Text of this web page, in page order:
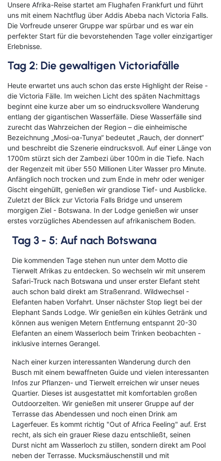
Unsere Afrika-Reise startet am Flughafen Frankfurt und führt
uns mit einem Nachtflug über Addis Abeba nach Victoria Falls.
Die Vorfreude unserer Gruppe war spürbar und es war ein
perfekter Start für die bevorstehenden Tage voller einzigartiger
Erlebnisse.
Tag 2: Die gewaltigen Victoriafälle
Heute erwartet uns auch schon das erste Highlight der Reise -
die Victoria Fälle. Im weichen Licht des späten Nachmittags
beginnt eine kurze aber um so eindrucksvollere Wanderung
entlang der gigantischen Wasserfälle. Diese Wasserfälle sind
zurecht das Wahrzeichen der Region – die einheimische
Bezeichnung „Mosi-oa-Tunya“ bedeutet „Rauch, der donnert“
und beschreibt die Szenerie eindrucksvoll. Auf einer Länge von
1700m stürzt sich der Zambezi über 100m in die Tiefe. Nach
der Regenzeit mit über 550 Millionen Liter Wasser pro Minute.
Anfänglich noch trocken und zum Ende in mehr oder weniger
Gischt eingehüllt, genießen wir grandiose Tief- und Ausblicke.
Zuletzt der Blick zur Victoria Falls Bridge und unserem
morgigen Ziel - Botswana. In der Lodge genießen wir unser
erstes vorzügliches Abendessen auf afrikanischem Boden.
Tag 3 - 5: Auf nach Botswana
Die kommenden Tage stehen nun unter dem Motto die
Tierwelt Afrikas zu entdecken. So wechseln wir mit unserem
Safari-Truck nach Botswana und unser erster Elefant steht
auch schon bald direkt am Straßenrand. Wildwechsel -
Elefanten haben Vorfahrt. Unser nächster Stop liegt bei der
Elephant Sands Lodge. Wir genießen ein kühles Getränk und
können aus wenigen Metern Entfernung entspannt 20-30
Elefanten an einem Wasserloch beim Trinken beobachten -
inklusive internes Gerangel.
Nach einer kurzen interessanten Wanderung durch den
Busch mit einem bewaffneten Guide und vielen interessanten
Infos zur Pflanzen- und Tierwelt erreichen wir unser neues
Quartier. Dieses ist ausgestattet mit komfortablen großen
Outdoorzelten. Wir genießen mit unserer Gruppe auf der
Terrasse das Abendessen und noch einen Drink am
Lagerfeuer. Es kommt richtig "Out of Africa Feeling" auf. Erst
recht, als sich ein grauer Riese dazu entschließt, seinen
Durst nicht am Wasserloch zu stillen, sondern direkt am Pool
neben der Terrasse. Mucksmäuschenstill und mit